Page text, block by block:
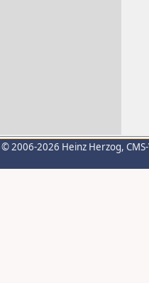
© 2006-2026 Heinz Herzog,